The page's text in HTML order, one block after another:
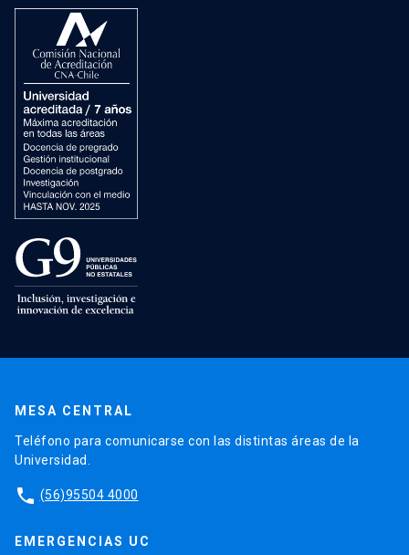
MESA CENTRAL
Teléfono para comunicarse con las distintas áreas de la
Universidad.
phone (56)95504 4000
EMERGENCIAS UC